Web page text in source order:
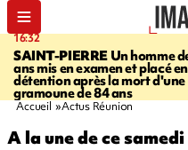
16:32
SAINT-PIERREUn homme
ans mis en examen et placé en
détention après la mort d'une
gramoune de 84 ans
Accueil Actus Réunion
A la une de ce